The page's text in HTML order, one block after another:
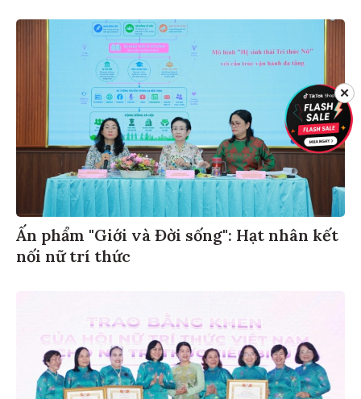
Ấn phẩm "Giới và Đời sống": Hạt nhân kết
nối nữ trí thức
✕